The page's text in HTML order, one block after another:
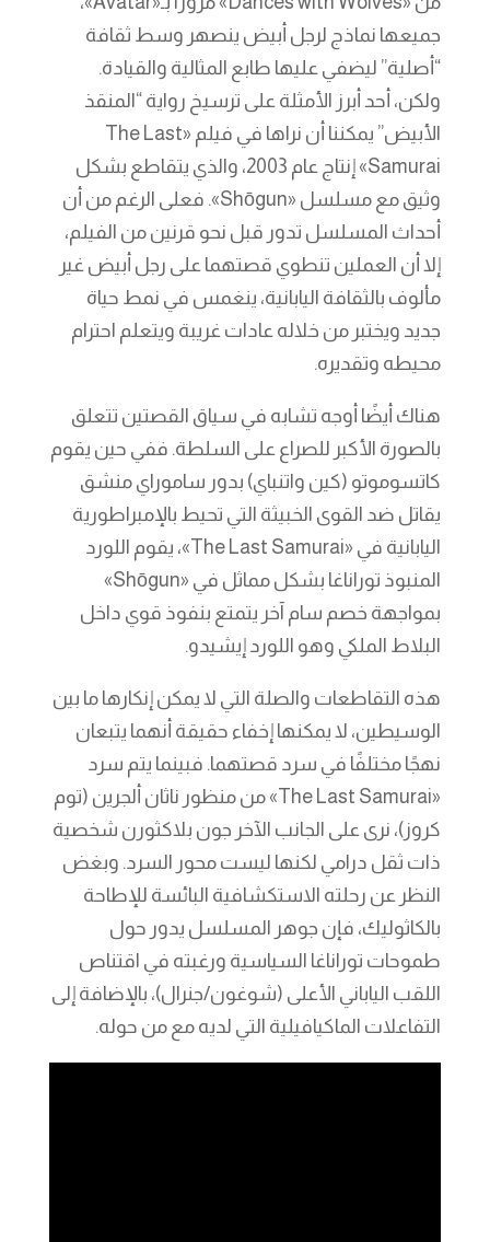
جميعها نماذج لرجل أبيض ينصهر وسط ثقافة
“أصلية” ليضفي عليها طابع المثالية والقيادة.
ولكن، أحد أبرز الأمثلة على ترسيخ رواية “المنقذ
الأبيض” يمكننا أن نراها في فيلم «The Last
Samurai» إنتاج عام 2003، والذي يتقاطع بشكل
وثيق مع مسلسل «Shōgun». فعلى الرغم من أن
أحداث المسلسل تدور قبل نحو قرنين من الفيلم،
إلا أن العملين تنطوي قصتهما على رجل أبيض غير
مألوف بالثقافة اليابانية، ينغمس في نمط حياة
جديد ويختبر من خلاله عادات غريبة ويتعلم احترام
محيطه وتقديره.
هناك أيضًا أوجه تشابه في سياق القصتين تتعلق
بالصورة الأكبر للصراع على السلطة. ففي حين يقوم
كاتسوموتو (كين واتنباي) بدور ساموراي منشق
يقاتل ضد القوى الخبيثة التي تحيط بالإمبراطورية
اليابانية في «The Last Samurai»، يقوم اللورد
المنبوذ توراناغا بشكل مماثل في «Shōgun»
بمواجهة خصم سام آخر يتمتع بنفوذ قوي داخل
البلاط الملكي وهو اللورد إيشيدو.
هذه التقاطعات والصلة التي لا يمكن إنكارها ما بين
الوسيطين، لا يمكنها إخفاء حقيقة أنهما يتبعان
نهجًا مختلفًا في سرد قصتهما. فبينما يتم سرد
«The Last Samurai» من منظور ناثان ألجرين (توم
كروز)، نرى على الجانب الآخر جون بلاكثورن شخصية
ذات ثقل درامي لكنها ليست محور السرد. وبغض
النظر عن رحلته الاستكشافية البائسة للإطاحة
بالكاثوليك، فإن جوهر المسلسل يدور حول
طموحات توراناغا السياسية ورغبته في اقتناص
اللقب الياباني الأعلى (شوغون/جنرال)، بالإضافة إلى
التفاعلات الماكيافيلية التي لديه مع من حوله.